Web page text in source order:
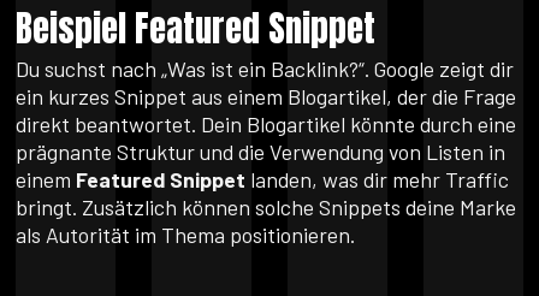
Beispiel Featured Snippet
Du suchst nach „Was ist ein Backlink?“. Google zeigt dir
ein kurzes Snippet aus einem Blogartikel, der die Frage
direkt beantwortet. Dein Blogartikel könnte durch eine
prägnante Struktur und die Verwendung von Listen in
einem Featured Snippet landen, was dir mehr Traffic
bringt. Zusätzlich können solche Snippets deine Marke
als Autorität im Thema positionieren.